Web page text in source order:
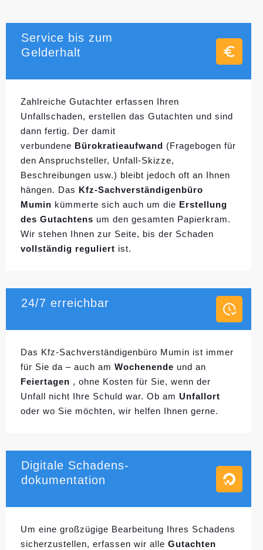
Service bis zum
Gelderhalt
Zahlreiche Gutachter erfassen Ihren
Unfallschaden, erstellen das Gutachten und sind
dann fertig. Der damit
verbundene Bürokratieaufwand (Fragebogen für
den Anspruchsteller, Unfall-Skizze,
Beschreibungen usw.) bleibt jedoch oft an Ihnen
hängen. Das Kfz-Sachverständigenbüro
Mumin kümmerte sich auch um die Erstellung
des Gutachtens um den gesamten Papierkram.
Wir stehen Ihnen zur Seite, bis der Schaden
vollständig reguliert ist.
24/7 erreichbar
Das Kfz-Sachverständigenbüro Mumin ist immer
für Sie da – auch am Wochenende und an
Feiertagen , ohne Kosten für Sie, wenn der
Unfall nicht Ihre Schuld war. Ob am Unfallort
oder wo Sie möchten, wir helfen Ihnen gerne.
Digitale Schadens-
dokumentation
Um eine großzügige Bearbeitung Ihres Schadens
sicherzustellen, erfassen wir alle Gutachten